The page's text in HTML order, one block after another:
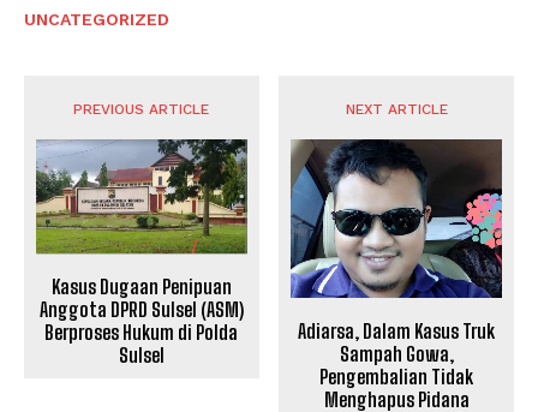
UNCATEGORIZED
PREVIOUS ARTICLE
Kasus Dugaan Penipuan
Anggota DPRD Sulsel (ASM)
Berproses Hukum di Polda
Sulsel
NEXT ARTICLE
Adiarsa, Dalam Kasus Truk
Sampah Gowa,
Pengembalian Tidak
Menghapus Pidana